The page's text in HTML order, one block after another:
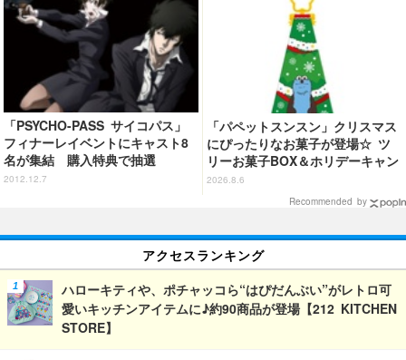
「PSYCHO-PASS サイコパス」
フィナーレイベントにキャスト8
名が集結 購入特典で抽選
2012.12.7
「パペットスンスン」クリスマス
にぴったりなお菓子が登場☆ ツ
リーお菓子BOX＆ホリデーキャン
ディ
2026.8.6
Recommended by
アクセスランキング
ハローキティや、ポチャッコら“はぴだんぶい”がレトロ可
愛いキッチンアイテムに♪約90商品が登場【212 KITCHEN
STORE】